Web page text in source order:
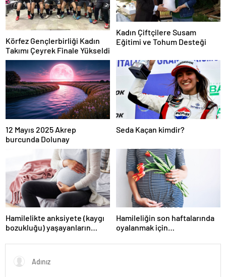
Körfez Gençlerbirliği Kadın
Takımı Çeyrek Finale Yükseldi
Kadın Çiftçilere Susam
Eğitimi ve Tohum Desteği
12 Mayıs 2025 Akrep
burcunda Dolunay
Seda Kaçan kimdir?
Hamilelikte anksiyete (kaygı
bozukluğu) yaşayanların
Hamileliğin son haftalarında
oyalanmak için…